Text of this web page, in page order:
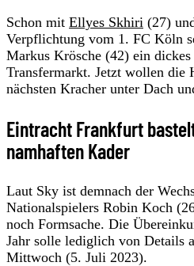
Schon mit Ellyes Skhiri (27)
Verpflichtung vom 1. FC Köln
Markus Krösche (42) ein
Transfermarkt. Jetzt wollen die
nächsten Kracher unter Dach
Eintracht Frankfurt
namhaften Kader
Laut Sky ist demnach der
Nationalspielers Robin Koch
noch Formsache. Die
Jahr solle lediglich von Details
Mittwoch (5. Juli 2023).